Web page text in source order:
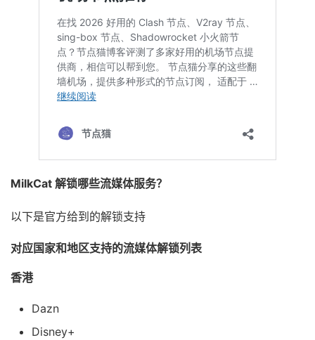
MilkCat 解锁哪些流媒体服务？
以下是官方给到的解锁支持
对应国家和地区支持的流媒体解锁列表
香港
Dazn
Disney+